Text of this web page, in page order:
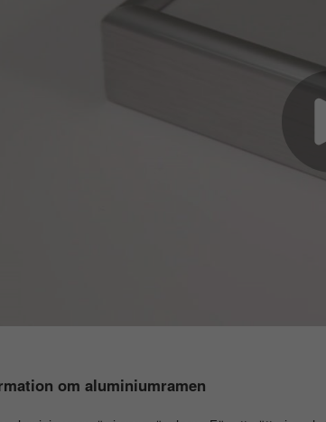
om aluminiumramen